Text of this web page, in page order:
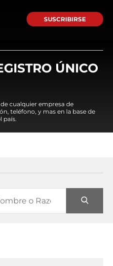
SUSCRIBIRSE
ÚNICO
cualquier empresa de
teléfono, y mas en la base de
país.